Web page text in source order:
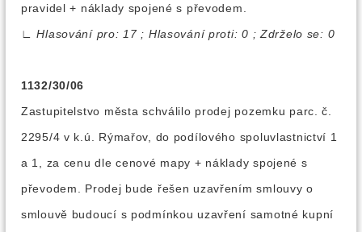
pravidel + náklady spojené s převodem.
∟
Hlasování pro: 17 ; Hlasování proti: 0 ; Zdrželo se: 0
1132/30/06
Zastupitelstvo města schválilo prodej pozemku parc. č.
2295/4 v k.ú. Rýmařov, do podílového spoluvlastnictví 1
a 1, za cenu dle cenové mapy + náklady spojené s
převodem. Prodej bude řešen uzavřením smlouvy o
smlouvě budoucí s podmínkou uzavření samotné kupní